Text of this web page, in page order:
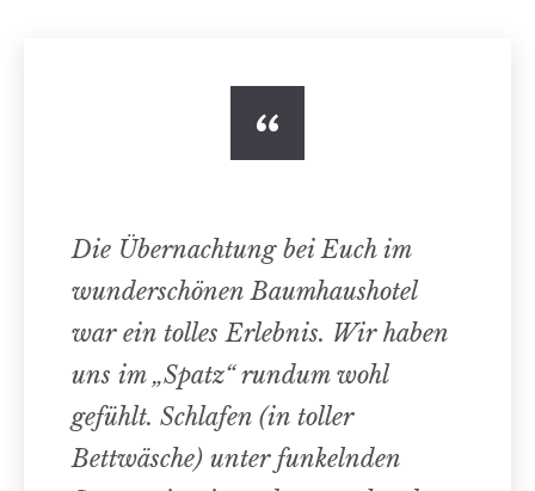
Die Übernachtung bei Euch im
wunderschönen Baumhaushotel
war ein tolles Erlebnis. Wir haben
uns im „Spatz“ rundum wohl
gefühlt. Schlafen (in toller
Bettwäsche) unter funkelnden